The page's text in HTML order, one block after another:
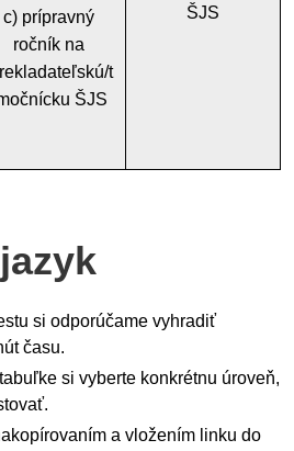
c) prípravný
ročník na
t
ŠJS
ŠJS
si odporúčame vyhradiť
času.
si vyberte konkrétnu úroveň,
a vložením linku do